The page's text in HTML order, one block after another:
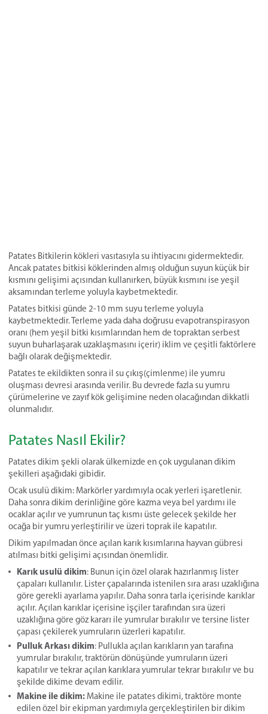
Patates Bitkilerin kökleri vasıtasıyla su ihtiyacını gidermektedir.
Ancak patates bitkisi köklerinden almış olduğun suyun küçük bir
kısmını gelişimi açısından kullanırken, büyük kısmını ise yeşil
aksamından terleme yoluyla kaybetmektedir.
Patates bitkisi günde 2-10 mm suyu terleme yoluyla
kaybetmektedir. Terleme yada daha doğrusu evapotranspirasyon
oranı (hem yeşil bitki kısımlarından hem de topraktan serbest
suyun buharlaşarak uzaklaşmasını içerir) iklim ve çeşitli faktörlere
bağlı olarak değişmektedir.
Patates te ekildikten sonra il su çıkış(çimlenme) ile yumru
oluşması devresi arasında verilir. Bu devrede fazla su yumru
çürümelerine ve zayıf kök gelişimine neden olacağından dikkatli
olunmalıdır.
Patates Nasıl Ekilir?
Patates dikim şekli olarak ülkemizde en çok uygulanan dikim
şekilleri aşağıdaki gibidir.
Ocak usulü dikim: Markörler yardımıyla ocak yerleri işaretlenir.
Daha sonra dikim derinliğine göre kazma veya bel yardımı ile
ocaklar açılır ve yumrunun taç kısmı üste gelecek şekilde her
ocağa bir yumru yerleştirilir ve üzeri toprak ile kapatılır.
Dikim yapılmadan önce açılan karık kısımlarına hayvan gübresi
atılması bitki gelişimi açısından önemlidir.
Karık usulü dikim: Bunun için özel olarak hazırlanmış lister
çapaları kullanılır. Lister çapalarında istenilen sıra arası uzaklığına
göre gerekli ayarlama yapılır. Daha sonra tarla içerisinde karıklar
açılır. Açılan karıklar içerisine işçiler tarafından sıra üzeri
uzaklığına göre göz kararı ile yumrular bırakılır ve tersine lister
çapası çekilerek yumruların üzerleri kapatılır.
Pulluk Arkası dikim: Pullukla açılan karıkların yan tarafına
yumrular bırakılır, traktörün dönüşünde yumruların üzeri
kapatılır ve tekrar açılan karıklara yumrular tekrar bırakılır ve bu
şekilde dikime devam edilir.
Makine ile dikim: Makine ile patates dikimi, traktöre monte
edilen özel bir ekipman yardımıyla gerçekleştirilen bir dikim